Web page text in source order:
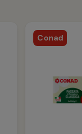
Conad